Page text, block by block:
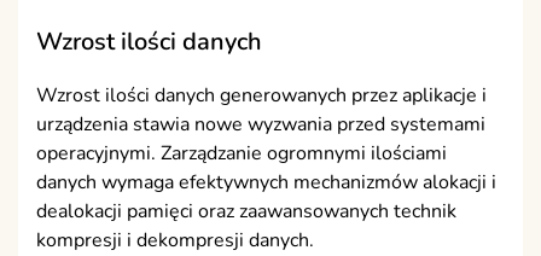
Wzrost ilości danych
Wzrost ilości danych generowanych przez aplikacje i
urządzenia stawia nowe wyzwania przed systemami
operacyjnymi. Zarządzanie ogromnymi ilościami
danych wymaga efektywnych mechanizmów alokacji i
dealokacji pamięci oraz zaawansowanych technik
kompresji i dekompresji danych.